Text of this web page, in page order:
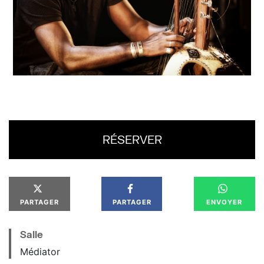
RÉSERVER
PARTAGER PARTAGER ENVOYER
Salle
Médiator